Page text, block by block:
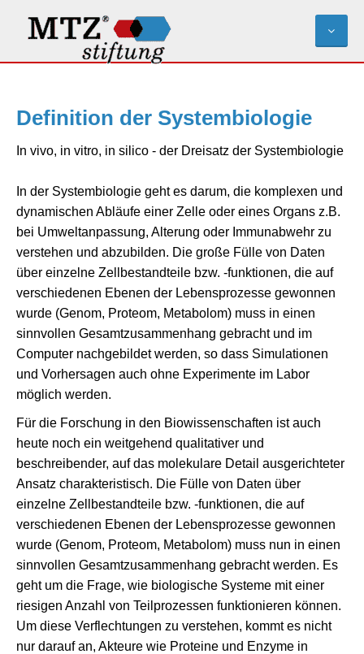
Definition der Systembiologie
In vivo, in vitro, in silico - der Dreisatz der Systembiologie
In der Systembiologie geht es darum, die komplexen und
dynamischen Abläufe einer Zelle oder eines Organs z.B.
bei Umweltanpassung, Alterung oder Immunabwehr zu
verstehen und abzubilden. Die große Fülle von Daten
über einzelne Zellbestandteile bzw. -funktionen, die auf
verschiedenen Ebenen der Lebensprozesse gewonnen
wurde (Genom, Proteom, Metabolom) muss in einen
sinnvollen Gesamtzusammenhang gebracht und im
Computer nachgebildet werden, so dass Simulationen
und Vorhersagen auch ohne Experimente im Labor
möglich werden.
Für die Forschung in den Biowissenschaften ist auch
heute noch ein weitgehend qualitativer und
beschreibender, auf das molekulare Detail ausgerichteter
Ansatz charakteristisch. Die Fülle von Daten über
einzelne Zellbestandteile bzw. -funktionen, die auf
verschiedenen Ebenen der Lebensprozesse gewonnen
wurde (Genom, Proteom, Metabolom) muss nun in einen
sinnvollen Gesamtzusammenhang gebracht werden. Es
geht um die Frage, wie biologische Systeme mit einer
riesigen Anzahl von Teilprozessen funktionieren können.
Um diese Verflechtungen zu verstehen, kommt es nicht
nur darauf an, Akteure wie Proteine und Enzyme in